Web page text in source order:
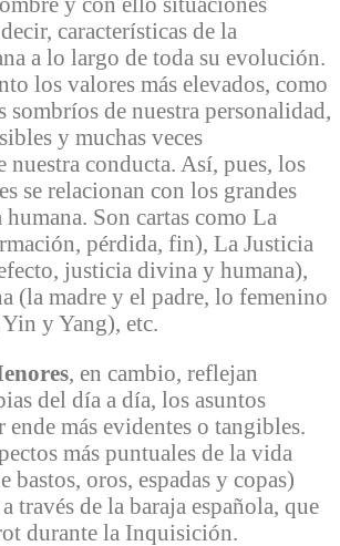
características de la
a lo largo de toda su evolución.
los valores más elevados, como
sombríos de nuestra personalidad,
y muchas veces
nuestra conducta. Así, pues, los
se relacionan con los grandes
Son cartas como La
pérdida, fin), La Justicia
justicia divina y humana),
(la madre y el padre, lo femenino
y Yang), etc.
, en cambio, reflejan
del día a día, los asuntos
más evidentes o tangibles.
más puntuales de la vida
bastos, oros, espadas y copas)
través de la baraja española, que
durante la Inquisición.